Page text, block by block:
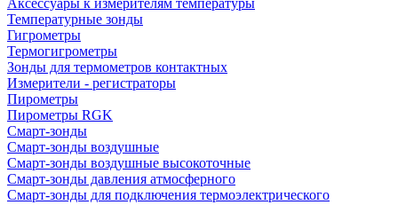
Аксессуары к измерителям температуры
Температурные зонды
Гигрометры
Термогигрометры
Зонды для термометров контактных
Измерители - регистраторы
Пирометры
Пирометры RGK
Смарт-зонды
Смарт-зонды воздушные
Смарт-зонды воздушные высокоточные
Смарт-зонды давления атмосферного
Смарт-зонды для подключения термоэлектрического